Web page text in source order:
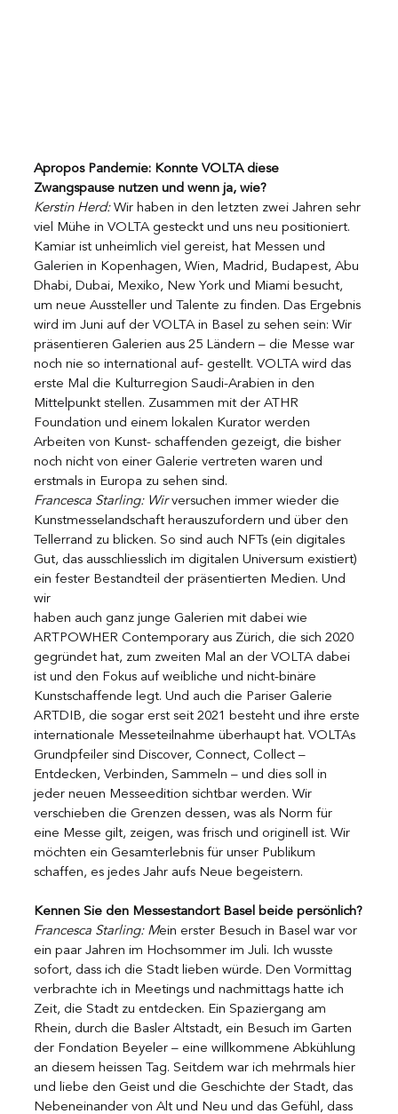
Apropos Pandemie: Konnte VOLTA diese
Zwangspause nutzen und wenn ja, wie?
Kerstin Herd: Wir haben in den letzten zwei Jahren sehr
viel Mühe in VOLTA gesteckt und uns neu positioniert.
Kamiar ist unheimlich viel gereist, hat Messen und
Galerien in Kopenhagen, Wien, Madrid, Budapest, Abu
Dhabi, Dubai, Mexiko, New York und Miami besucht,
um neue Aussteller und Talente zu finden. Das Ergebnis
wird im Juni auf der VOLTA in Basel zu sehen sein: Wir
präsentieren Galerien aus 25 Ländern – die Messe war
noch nie so international auf- gestellt. VOLTA wird das
erste Mal die Kulturregion Saudi-Arabien in den
Mittelpunkt stellen. Zusammen mit der ATHR
Foundation und einem lokalen Kurator werden
Arbeiten von Kunst- schaffenden gezeigt, die bisher
noch nicht von einer Galerie vertreten waren und
erstmals in Europa zu sehen sind.
Francesca Starling: Wir versuchen immer wieder die
Kunstmesselandschaft herauszufordern und über den
Tellerrand zu blicken. So sind auch NFTs (ein digitales
Gut, das ausschliesslich im digitalen Universum existiert)
ein fester Bestandteil der präsentierten Medien. Und
wir
haben auch ganz junge Galerien mit dabei wie
ARTPOWHER Contemporary aus Zürich, die sich 2020
gegründet hat, zum zweiten Mal an der VOLTA dabei
ist und den Fokus auf weibliche und nicht-binäre
Kunstschaffende legt. Und auch die Pariser Galerie
ARTDIB, die sogar erst seit 2021 besteht und ihre erste
internationale Messeteilnahme überhaupt hat. VOLTAs
Grundpfeiler sind Discover, Connect, Collect –
Entdecken, Verbinden, Sammeln – und dies soll in
jeder neuen Messeedition sichtbar werden. Wir
verschieben die Grenzen dessen, was als Norm für
eine Messe gilt, zeigen, was frisch und originell ist. Wir
möchten ein Gesamterlebnis für unser Publikum
schaffen, es jedes Jahr aufs Neue begeistern.
Kennen Sie den Messestandort Basel beide persönlich?
Francesca Starling: Mein erster Besuch in Basel war vor
ein paar Jahren im Hochsommer im Juli. Ich wusste
sofort, dass ich die Stadt lieben würde. Den Vormittag
verbrachte ich in Meetings und nachmittags hatte ich
Zeit, die Stadt zu entdecken. Ein Spaziergang am
Rhein, durch die Basler Altstadt, ein Besuch im Garten
der Fondation Beyeler – eine willkommene Abkühlung
an diesem heissen Tag. Seitdem war ich mehrmals hier
und liebe den Geist und die Geschichte der Stadt, das
Nebeneinander von Alt und Neu und das Gefühl, dass